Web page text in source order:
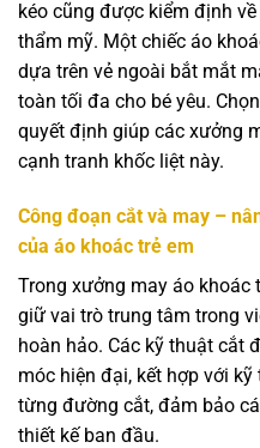
kéo cũng được kiểm định
thẩm mỹ. Một chiếc áo
dựa trên vẻ ngoài bắt mắt
toàn tối đa cho bé yêu.
quyết định giúp các xưởng
cạnh tranh khốc liệt này.
Công đoạn cắt và may –
của áo khoác trẻ em
Trong xưởng may áo khoác
giữ vai trò trung tâm trong
hoàn hảo. Các kỹ thuật cắt
móc hiện đại, kết hợp với
từng đường cắt, đảm bảo
thiết kế ban đầu.